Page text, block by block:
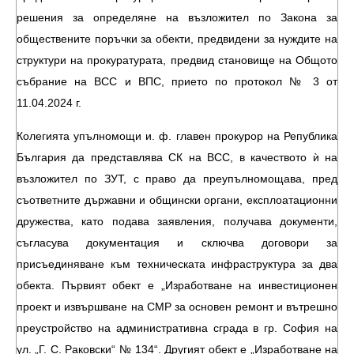
решения за определяне на възложител по Закона за
обществените поръчки за обекти, предвидени за нуждите на
структури на прокуратурата, предвид становище на Общото
събрание на ВСС и ВПС, прието по протокол № 3 от
11.04.2024 г.
Колегията упълномощи и. ф. главен прокурор на Република
България да представлява СК на ВСС, в качеството ѝ на
възложител по ЗУТ, с право да преупълномощава, пред
съответните държавни и общински органи, експлоатационни
дружества, като подава заявления, получава документи,
съгласува документация и сключва договори за
присъединяване към техническата инфраструктура за два
обекта. Първият обект е „Изработване на инвестиционен
проект и извършване на СМР за основен ремонт и вътрешно
преустройство на административна сграда в гр. София на
ул. „Г. С. Раковски“ № 134“. Другият обект е „Изработване на